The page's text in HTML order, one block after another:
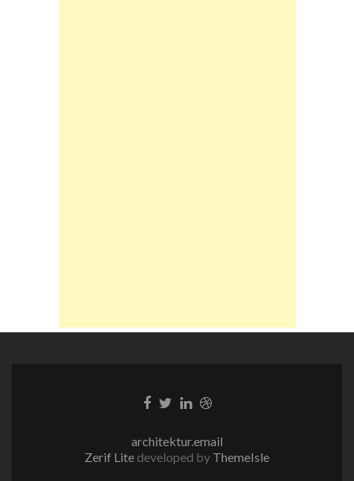
Facebook-
Twitter-
LinkedIn-
Dribble-
architektur.email
Zerif Lite developed by ThemeIsle